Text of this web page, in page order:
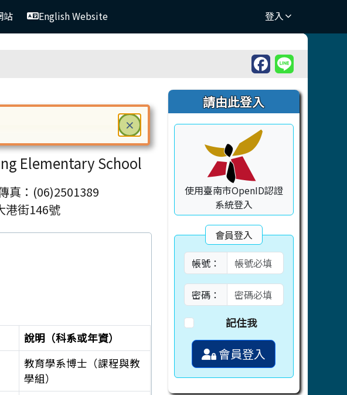
站 English Website 登入
小學
Elementary School
真：(06)2501389
港街146號
說明（科系或年資）
教育學系博士（課程與教
學組）
右邊區域內容
請由此登入
使用臺南市OpenID認證
系統登入
會員登入
帳號：
密碼：
記住我
會員登入
× 關閉
焦點。按下 Enter 鍵或空白鍵確認，按下 Escape 鍵關閉